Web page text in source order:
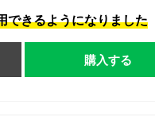
できるようになりました
購入する